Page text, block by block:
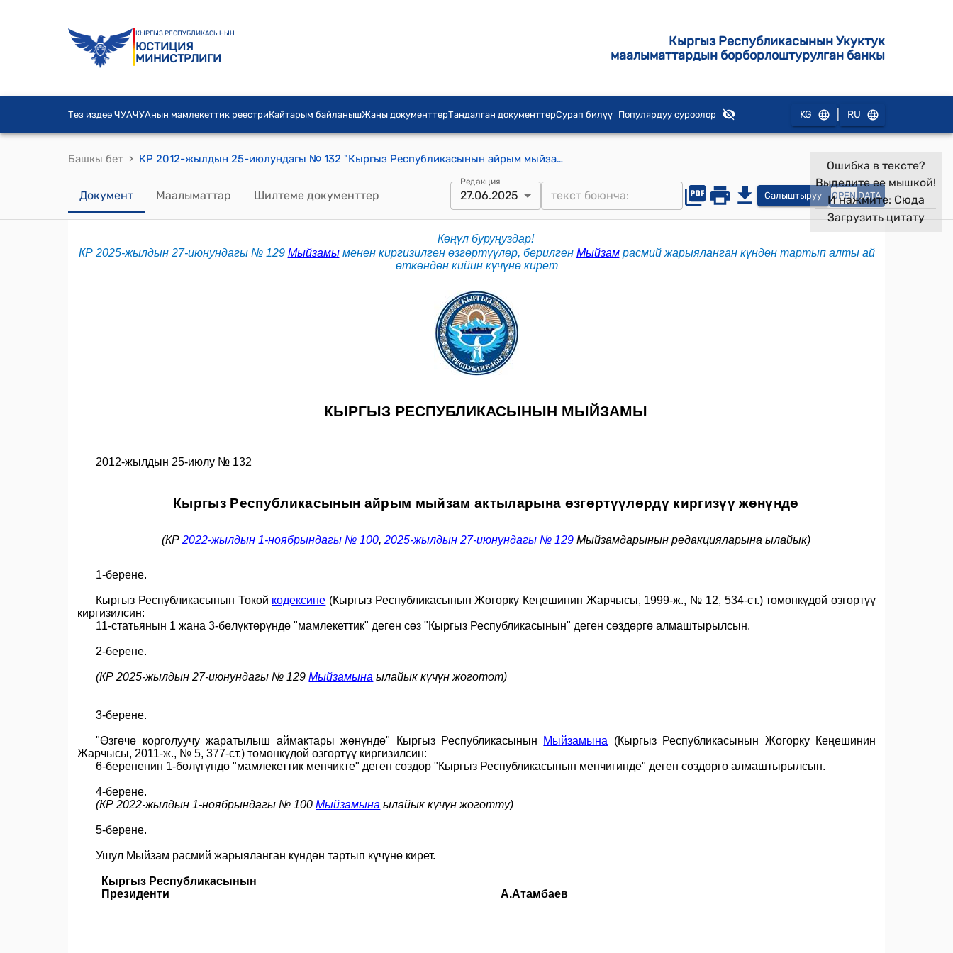
КЫРГЫЗ РЕСПУБЛИКАСЫНЫН
ЮСТИЦИЯ
МИНИСТРЛИГИ
Кыргыз Республикасынын Укуктук
маалыматтардын борборлоштурулган банкы
Тез издөө ЧУАЧУАнын мамлекеттик реестриКайтарым байланышЖаңы документтерТандалган документтерСурап билүү Популярдуу суроолор KG RU
Башкы бет › КР 2012-жылдын 25-июлундагы № 132 "Кыргыз Республикасынын айрым мыйзам актыларына өзгөртүүлөрдү киргизүү жөнүндө" Мыйзамы
Документ Маалыматтар Шилтеме документтер
Редакция
27.06.2025 Салыштыруу OPEN DATA
Ошибка в тексте?
Выделите ее мышкой!
И нажмите: Сюда
Загрузить цитату